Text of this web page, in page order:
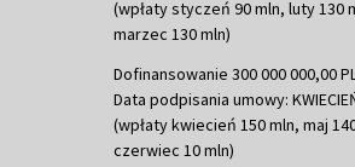
(wpłaty styczeń 90 mln, luty 130
marzec 130 mln)
Dofinansowanie 300 000 000,00
Data podpisania umowy:
(wpłaty kwiecień 150 mln, maj
czerwiec 10 mln)